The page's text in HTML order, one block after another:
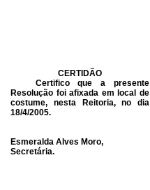
CERTIDÃO
Certifico que a presente
Resolução foi afixada em local de
costume, nesta Reitoria, no dia
18/4/2005.
Esmeralda Alves Moro,
Secretária.